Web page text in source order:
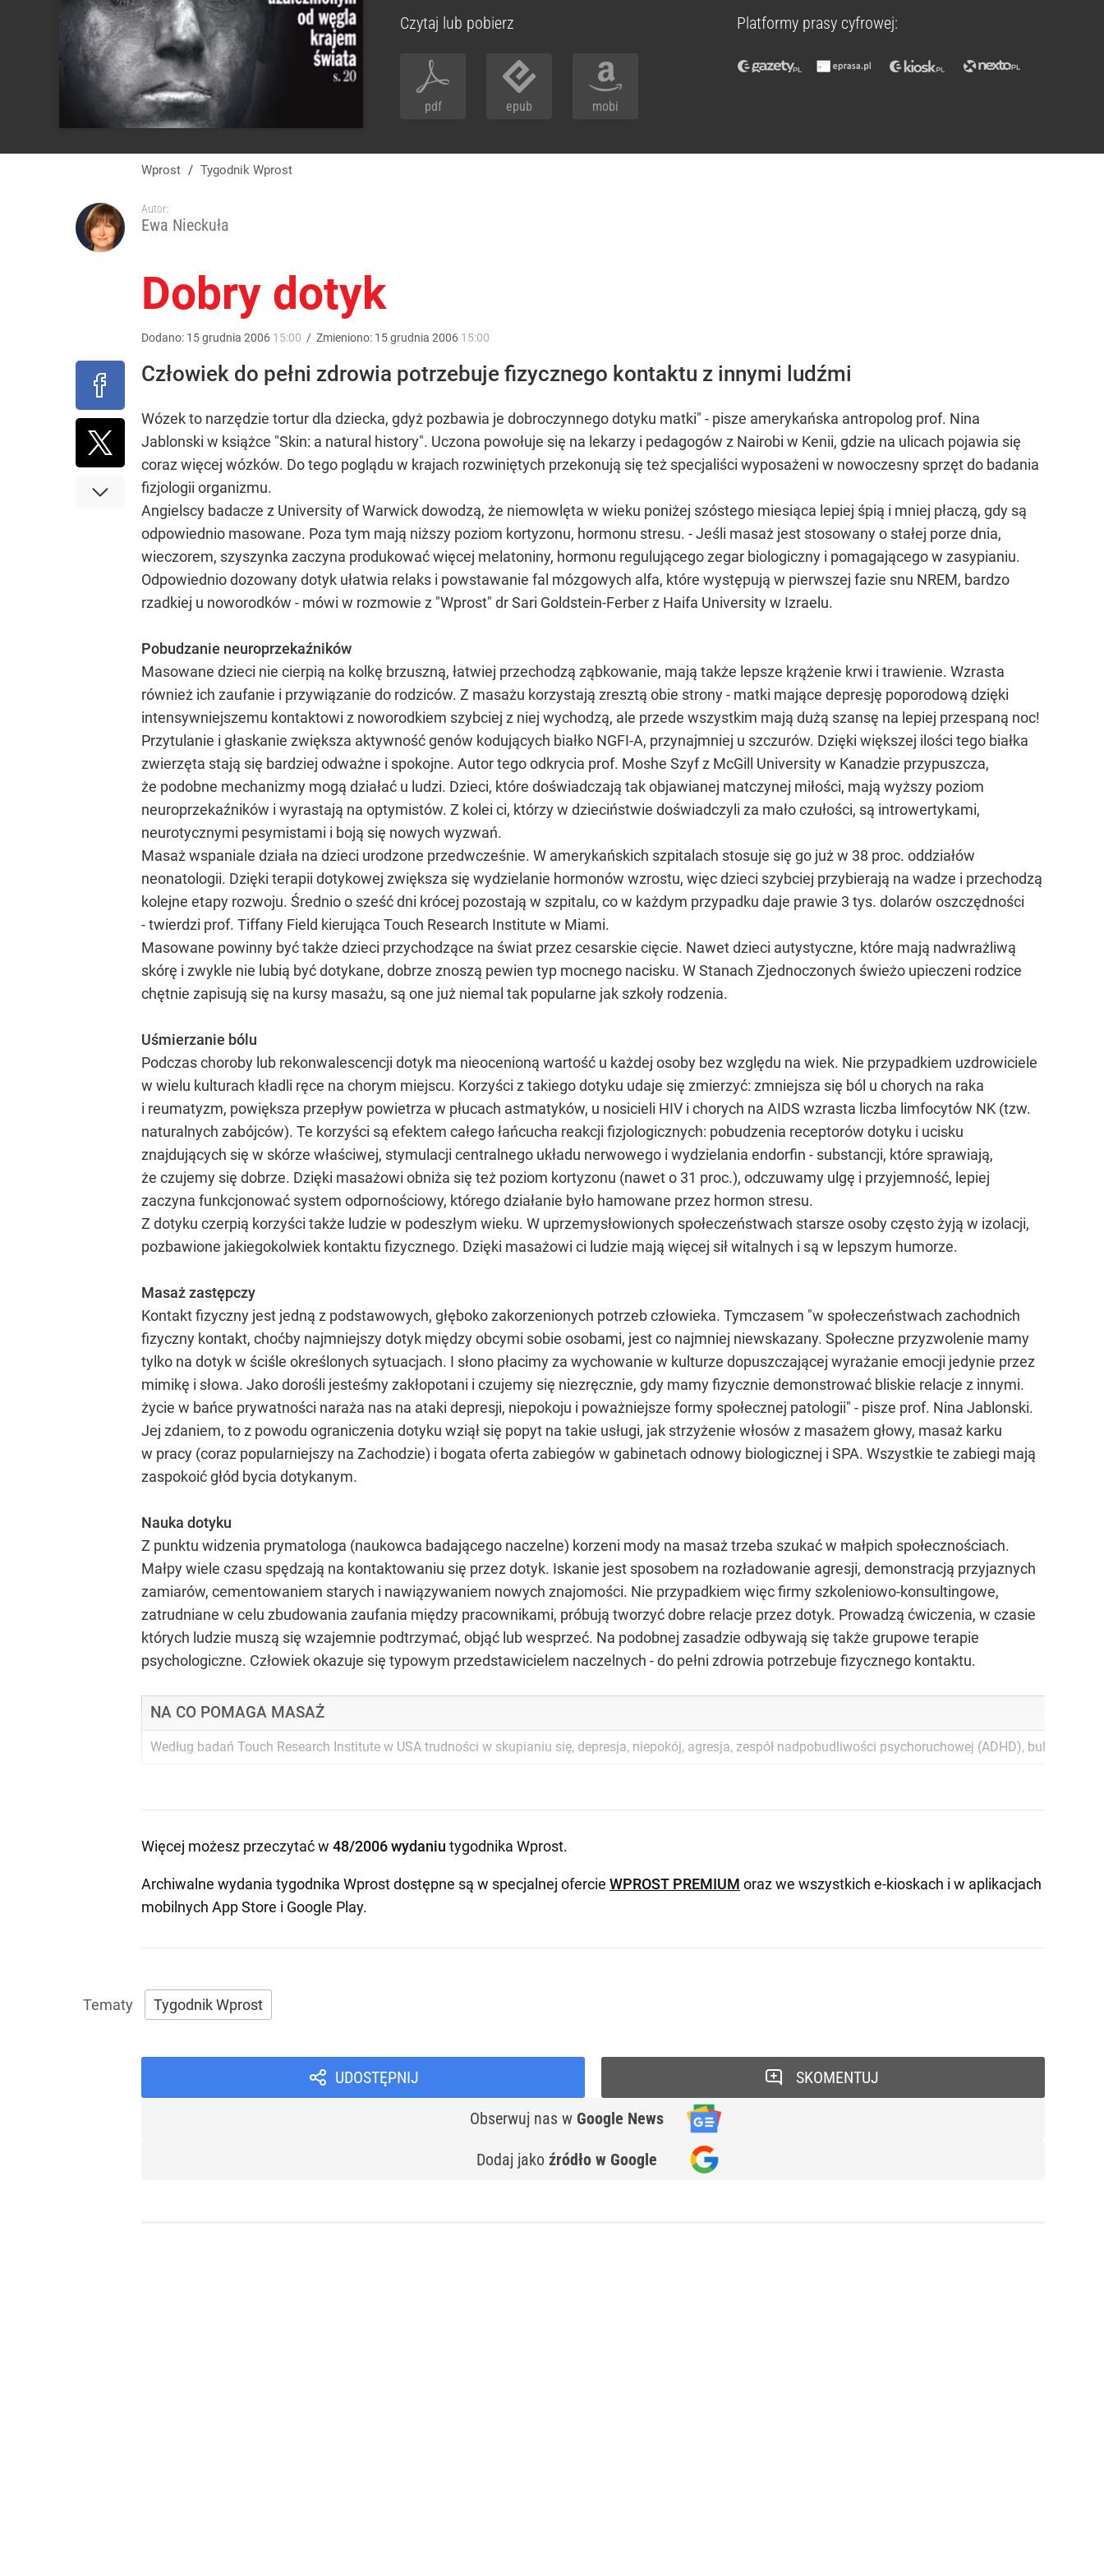
Czytaj lub pobierz
pdf epub mobi
Platformy prasy cyfrowej:
Wprost / Tygodnik Wprost
Autor:
Ewa Nieckuła
Dobry dotyk
Dodano: 15grudnia 2006 15:00 / Zmieniono: 15grudnia 2006 15:00
Człowiek do pełni zdrowia potrzebuje fizycznego kontaktu z innymi ludźmi
Wózek to narzędzie tortur dla dziecka, gdyż pozbawia je dobroczynnego dotyku matki" - pisze amerykańska antropolog prof. Nina
Jablonski w książce "Skin: a natural history". Uczona powołuje się na lekarzy i pedagogów z Nairobi w Kenii, gdzie na ulicach pojawia się
coraz więcej wózków. Do tego poglądu w krajach rozwiniętych przekonują się też specjaliści wyposażeni w nowoczesny sprzęt do badania
fizjologii organizmu.
Angielscy badacze z University of Warwick dowodzą, że niemowlęta w wieku poniżej szóstego miesiąca lepiej śpią i mniej płaczą, gdy są
odpowiednio masowane. Poza tym mają niższy poziom kortyzonu, hormonu stresu. - Jeśli masaż jest stosowany o stałej porze dnia,
wieczorem, szyszynka zaczyna produkować więcej melatoniny, hormonu regulującego zegar biologiczny i pomagającego w zasypianiu.
Odpowiednio dozowany dotyk ułatwia relaks i powstawanie fal mózgowych alfa, które występują w pierwszej fazie snu NREM, bardzo
rzadkiej u noworodków - mówi w rozmowie z "Wprost" dr Sari Goldstein-Ferber z Haifa University w Izraelu.
Pobudzanie neuroprzekaźników
Masowane dzieci nie cierpią na kolkę brzuszną, łatwiej przechodzą ząbkowanie, mają także lepsze krążenie krwi i trawienie. Wzrasta
również ich zaufanie i przywiązanie do rodziców. Z masażu korzystają zresztą obie strony - matki mające depresję poporodową dzięki
intensywniejszemu kontaktowi z noworodkiem szybciej z niej wychodzą, ale przede wszystkim mają dużą szansę na lepiej przespaną noc!
Przytulanie i głaskanie zwiększa aktywność genów kodujących białko NGFI-A, przynajmniej u szczurów. Dzięki większej ilości tego białka
zwierzęta stają się bardziej odważne i spokojne. Autor tego odkrycia prof. Moshe Szyf z McGill University w Kanadzie przypuszcza,
że podobne mechanizmy mogą działać u ludzi. Dzieci, które doświadczają tak objawianej matczynej miłości, mają wyższy poziom
neuroprzekaźników i wyrastają na optymistów. Z kolei ci, którzy w dzieciństwie doświadczyli za mało czułości, są introwertykami,
neurotycznymi pesymistami i boją się nowych wyzwań.
Masaż wspaniale działa na dzieci urodzone przedwcześnie. W amerykańskich szpitalach stosuje się go już w 38 proc. oddziałów
neonatologii. Dzięki terapii dotykowej zwiększa się wydzielanie hormonów wzrostu, więc dzieci szybciej przybierają na wadze i przechodzą
kolejne etapy rozwoju. Średnio o sześć dni krócej pozostają w szpitalu, co w każdym przypadku daje prawie 3 tys. dolarów oszczędności
- twierdzi prof. Tiffany Field kierująca Touch Research Institute w Miami.
Masowane powinny być także dzieci przychodzące na świat przez cesarskie cięcie. Nawet dzieci autystyczne, które mają nadwrażliwą
skórę i zwykle nie lubią być dotykane, dobrze znoszą pewien typ mocnego nacisku. W Stanach Zjednoczonych świeżo upieczeni rodzice
chętnie zapisują się na kursy masażu, są one już niemal tak popularne jak szkoły rodzenia.
Uśmierzanie bólu
Podczas choroby lub rekonwalescencji dotyk ma nieocenioną wartość u każdej osoby bez względu na wiek. Nie przypadkiem uzdrowiciele
w wielu kulturach kładli ręce na chorym miejscu. Korzyści z takiego dotyku udaje się zmierzyć: zmniejsza się ból u chorych na raka
i reumatyzm, powiększa przepływ powietrza w płucach astmatyków, u nosicieli HIV i chorych na AIDS wzrasta liczba limfocytów NK (tzw.
naturalnych zabójców). Te korzyści są efektem całego łańcucha reakcji fizjologicznych: pobudzenia receptorów dotyku i ucisku
znajdujących się w skórze właściwej, stymulacji centralnego układu nerwowego i wydzielania endorfin - substancji, które sprawiają,
że czujemy się dobrze. Dzięki masażowi obniża się też poziom kortyzonu (nawet o 31 proc.), odczuwamy ulgę i przyjemność, lepiej
zaczyna funkcjonować system odpornościowy, którego działanie było hamowane przez hormon stresu.
Z dotyku czerpią korzyści także ludzie w podeszłym wieku. W uprzemysłowionych społeczeństwach starsze osoby często żyją w izolacji,
pozbawione jakiegokolwiek kontaktu fizycznego. Dzięki masażowi ci ludzie mają więcej sił witalnych i są w lepszym humorze.
Masaż zastępczy
Kontakt fizyczny jest jedną z podstawowych, głęboko zakorzenionych potrzeb człowieka. Tymczasem "w społeczeństwach zachodnich
fizyczny kontakt, choćby najmniejszy dotyk między obcymi sobie osobami, jest co najmniej niewskazany. Społeczne przyzwolenie mamy
tylko na dotyk w ściśle określonych sytuacjach. I słono płacimy za wychowanie w kulturze dopuszczającej wyrażanie emocji jedynie przez
mimikę i słowa. Jako dorośli jesteśmy zakłopotani i czujemy się niezręcznie, gdy mamy fizycznie demonstrować bliskie relacje z innymi.
życie w bańce prywatności naraża nas na ataki depresji, niepokoju i poważniejsze formy społecznej patologii" - pisze prof. Nina Jablonski.
Jej zdaniem, to z powodu ograniczenia dotyku wziął się popyt na takie usługi, jak strzyżenie włosów z masażem głowy, masaż karku
w pracy (coraz popularniejszy na Zachodzie) i bogata oferta zabiegów w gabinetach odnowy biologicznej i SPA. Wszystkie te zabiegi mają
zaspokoić głód bycia dotykanym.
Nauka dotyku
Z punktu widzenia prymatologa (naukowca badającego naczelne) korzeni mody na masaż trzeba szukać w małpich społecznościach.
Małpy wiele czasu spędzają na kontaktowaniu się przez dotyk. Iskanie jest sposobem na rozładowanie agresji, demonstracją przyjaznych
zamiarów, cementowaniem starych i nawiązywaniem nowych znajomości. Nie przypadkiem więc firmy szkoleniowo-konsultingowe,
zatrudniane w celu zbudowania zaufania między pracownikami, próbują tworzyć dobre relacje przez dotyk. Prowadzą ćwiczenia, w czasie
których ludzie muszą się wzajemnie podtrzymać, objąć lub wesprzeć. Na podobnej zasadzie odbywają się także grupowe terapie
psychologiczne. Człowiek okazuje się typowym przedstawicielem naczelnych - do pełni zdrowia potrzebuje fizycznego kontaktu.
NA CO POMAGA MASAŻ
Według badań Touch Research Institute w USA trudności w skupianiu się, depresja, niepokój, agresja, zespół nadpobudliwości psychoruchowej (ADHD), bulimia,
Więcej możesz przeczytać w 48/2006 wydaniu tygodnika Wprost.
Archiwalne wydania tygodnika Wprost dostępne są w specjalnej ofercie WPROST PREMIUM oraz we wszystkich e-kioskach i w aplikacjach
mobilnych App Store i Google Play.
Tygodnik Wprost
UDOSTĘPNIJ
Obserwuj nas w Google News
Dodaj jako źródło w Google
SKOMENTUJ